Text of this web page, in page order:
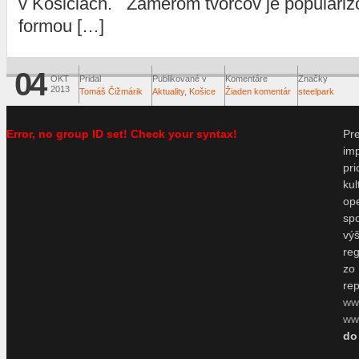
formou […]
04 OKT
2013
Pridal
Tomáš Čižmárik
Publikované v
Aktuality, Košice
Komentáre
Žiaden komentár
Značky
steelpark
Error, no group ID set! Check your syntax!